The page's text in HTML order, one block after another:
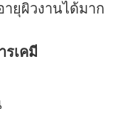
ยุผิวงานได้มาก
รเคมี